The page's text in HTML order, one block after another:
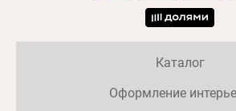
Каталог
Оформление